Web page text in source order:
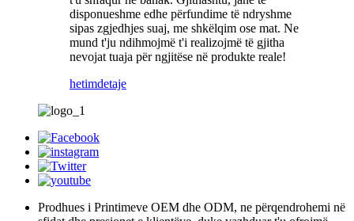
disponueshme edhe përfundime të ndryshme
sipas zgjedhjes suaj, me shkëlqim ose mat. Ne
mund t'ju ndihmojmë t'i realizojmë të gjitha
nevojat tuaja për ngjitëse në produkte reale!
hetimdetaje
Prodhues i Printimeve OEM dhe ODM, ne përqendrohemi në